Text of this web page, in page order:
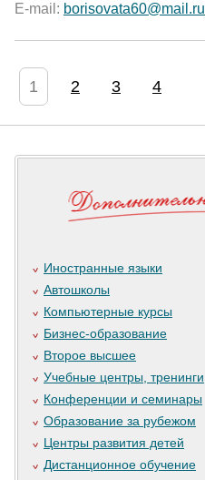
E-mail: borisovata60@mail.ru
1 2 3 4
Иностранные языки
Автошколы
Компьютерные курсы
Бизнес-образование
Второе высшее
Учебные центры, тренинги
Конференции и семинары
Образование за рубежом
Центры развития детей
Дистанционное обучение